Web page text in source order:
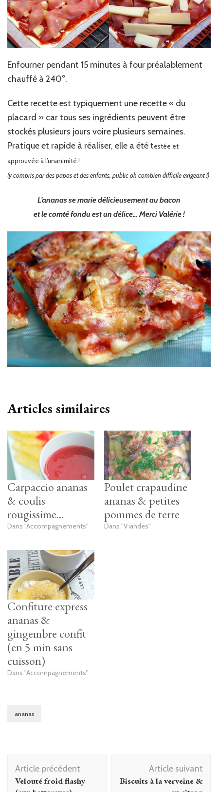
Enfourner pendant 15 minutes à four préalablement
chauffé à 240°.
Cette recette est typiquement une recette « du
placard » car tous ses ingrédients peuvent être
stockés plusieurs jours voire plusieurs semaines.
Pratique et rapide à réaliser, elle a été testée et
approuvée à l’unanimité !
(y compris par des papas et des enfants, public oh combiendifficileexigeant !)
L’ananas se marie délicieusement au bacon
et le comté fondu est un délice… Merci Valérie !
Articles similaires
Carpaccio ananas
& coulis
rougissime…
Dans "Accompagnements"
Poulet crapaudine
ananas & petites
pommes de terre
Dans "Viandes"
Confiture express
ananas &
gingembre confit
(en 5 min sans
cuisson)
Dans "Accompagnements"
ananas
Navigation
d'article
Article précédent
Velouté froid flashy
Article suivant
Biscuits à la verveine &